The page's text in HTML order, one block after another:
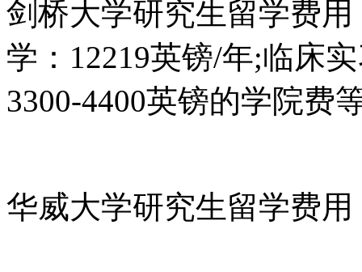
剑桥大学研究生留学费
学：12219英镑/年;临床
3300-4400英镑的学院费
华威大学研究生留学费用